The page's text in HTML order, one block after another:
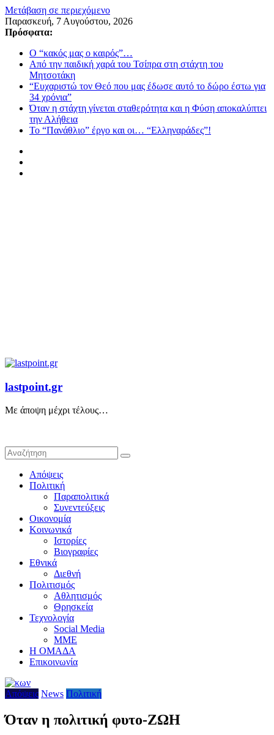
Μετάβαση σε περιεχόμενο
Παρασκευή, 7 Αυγούστου, 2026
Πρόσφατα:
Ο “κακός μας ο καιρός”…
Από την παιδική χαρά του Τσίπρα στη στάχτη του
Μητσοτάκη
“Ευχαριστώ τον Θεό που μας έδωσε αυτό το δώρο έστω για
34 χρόνια”
Όταν η στάχτη γίνεται σταθερότητα και η Φύση αποκαλύπτει
την Αλήθεια
Το “Πανάθλιο” έργο και οι… “Ελληναράδες”!
lastpoint.gr
Με άποψη μέχρι τέλους…
Απόψεις
Πολιτική
Παραπολιτικά
Συνεντεύξεις
Οικονομία
Κοινωνικά
Ιστορίες
Βιογραφίες
Εθνικά
Διεθνή
Πολιτισμός
Αθλητισμός
Θρησκεία
Τεχνολογία
Social Media
ΜΜΕ
Η ΟΜΑΔΑ
Επικοινωνία
Απόψεις News Πολιτική
Όταν η πολιτική φυτο-ΖΩΗ